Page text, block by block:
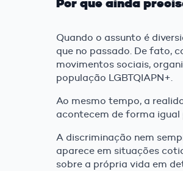
Quando o assunto é
que no passado. De fato,
movimentos sociais,
população LGBTQIAPN+.
Ao mesmo tempo, a
acontecem de forma igual
A discriminação nem
aparece em situações
sobre a própria vida em